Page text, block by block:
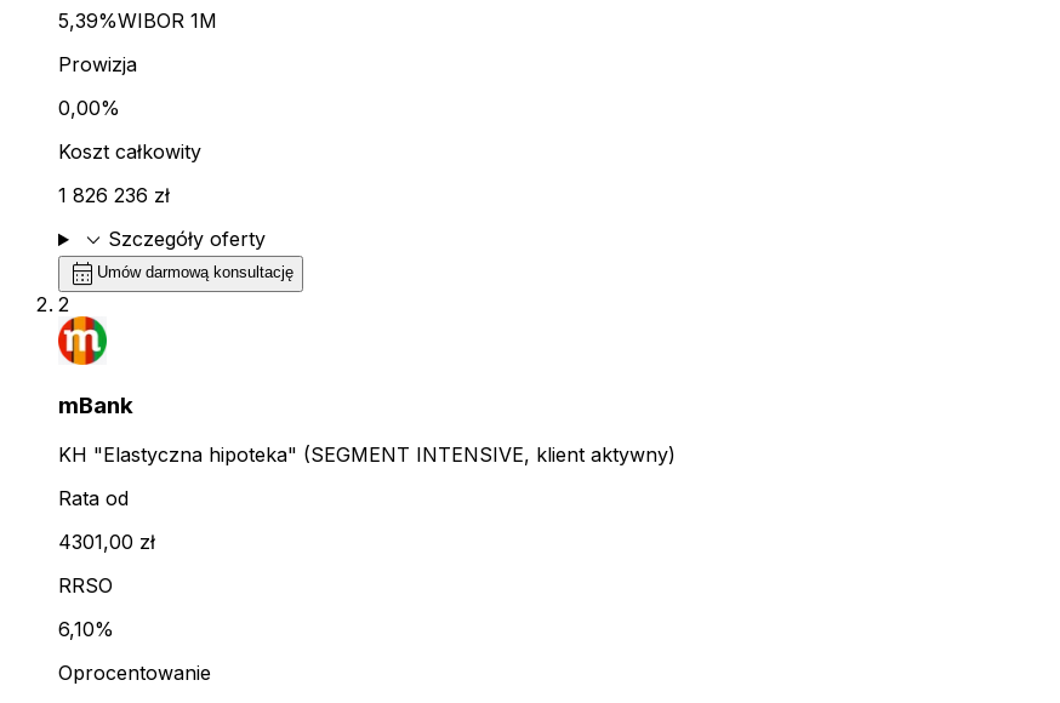
5,39%WIBOR 1M
Prowizja
0,00%
Koszt całkowity
1 826 236 zł
expand_more Szczegóły oferty
calendar_month Umów darmową konsultację
2
mBank
KH "Elastyczna hipoteka" (SEGMENT INTENSIVE, klient aktywny)
Rata od
4301,00 zł
RRSO
6,10%
Oprocentowanie